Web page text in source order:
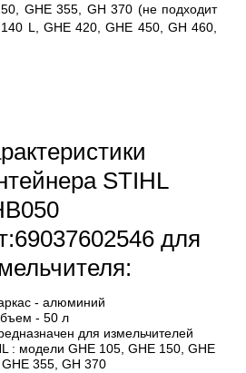
GHE 355, GH 370 (не подходит
L, GHE 420, GHE 450, GH 460,
STIHL
для
- алюминий
- 50 л
для измельчителей
: модели GHE 105, GHE 150, GHE
355, GH 370